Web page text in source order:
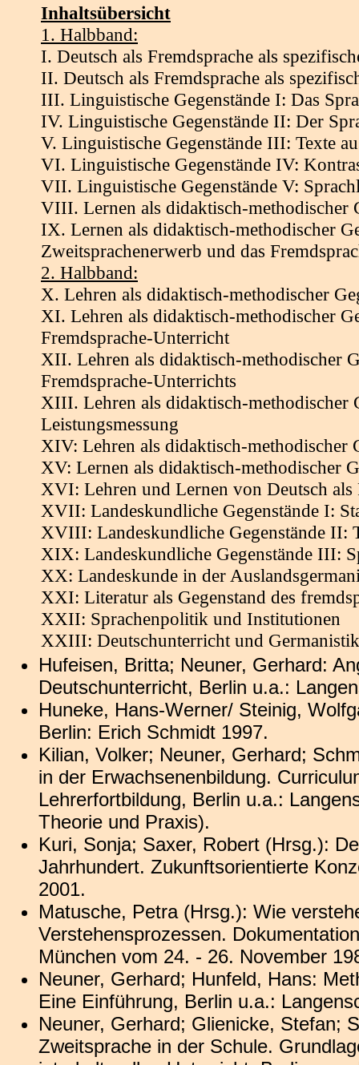
Inhaltsübersicht
1. Halbband:
I. Deutsch als Fremdsprache als
II. Deutsch als Fremdsprache als
III. Linguistische Gegenstände I: Das
IV. Linguistische Gegenstände II: Der
V. Linguistische Gegenstände III: Texte
VI. Linguistische Gegenstände IV:
VII. Linguistische Gegenstände V:
VIII. Lernen als didaktisch-methodischer
IX. Lernen als didaktisch-methodischer
Zweitsprachenerwerb und das
2. Halbband:
X. Lehren als didaktisch-methodischer
XI. Lehren als didaktisch-methodischer
Fremdsprache-Unterricht
XII. Lehren als didaktisch-methodischer
Fremdsprache-Unterrichts
XIII. Lehren als didaktisch-methodischer
Leistungsmessung
XIV: Lehren als didaktisch-methodischer
XV: Lernen als didaktisch-methodischer
XVI: Lehren und Lernen von Deutsch
XVII: Landeskundliche Gegenstände I:
XVIII: Landeskundliche Gegenstände II:
XIX: Landeskundliche Gegenstände III:
XX: Landeskunde in der
XXI: Literatur als Gegenstand des
XXII: Sprachenpolitik und Institutionen
XXIII: Deutschunterricht und
Hufeisen, Britta; Neuner, Gerhard:
Deutschunterricht, Berlin u.a.:
Huneke, Hans-Werner/ Steinig,
Berlin: Erich Schmidt 1997.
Kilian, Volker; Neuner, Gerhard;
in der Erwachsenenbildung.
Lehrerfortbildung, Berlin u.a.:
Theorie und Praxis).
Kuri, Sonja; Saxer, Robert (Hrsg.):
Jahrhundert. Zukunftsorientierte
2001.
Matusche, Petra (Hrsg.): Wie
Verstehensprozessen.
München vom 24. - 26. November
Neuner, Gerhard; Hunfeld, Hans:
Eine Einführung, Berlin u.a.:
Neuner, Gerhard; Glienicke, Stefan;
Zweitsprache in der Schule.